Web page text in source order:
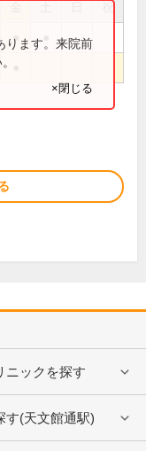
祝
●
ります。来院前
×閉じる
ニックを探す
す(天文館通駅)